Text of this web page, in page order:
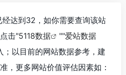
达到32，如你需要查询该站
击"5118数据 ""爱站数据
；以目前的网站数据参考，建
，更多网站价值评估因素如：